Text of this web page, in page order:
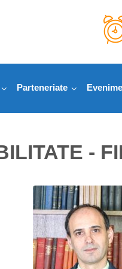
Parteneriate
-